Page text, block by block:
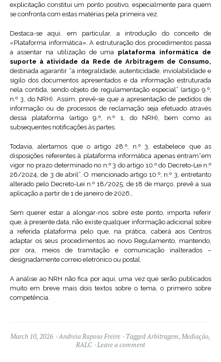
explicitação constitui um ponto positivo, especialmente para quem
se confronta com estas matérias pela primeira vez.
Destaca-se aqui, em particular, a introdução do conceito de
«Plataforma informática». A estruturação dos procedimentos passa
a assentar na utilização de uma plataforma informática de
suporte à atividade da Rede de Arbitragem de Consumo,
destinada agarantir “a integralidade, autenticidade, inviolabilidade e
sigilo dos documentos apresentados e da informação estruturada
nela contida, sendo objeto de regulamentação especial” (artigo 9.º,
n.º 3, do NRH). Assim, prevê-se que a apresentação de pedidos de
informação ou de processos de reclamação seja efetuado através
dessa plataforma (artigo 9.º, n.º 1, do NRH), bem como as
subsequentes notificações às partes.
Todavia, alertamos que o artigo 28.º, n.º 3, estabelece que as
disposições referentes à plataforma informática apenas entram“em
vigor no prazo determinado no n.º 3 do artigo 10.º do Decreto-Lei n.º
26/2024, de 3 de abril”. O mencionado artigo 10.º, n.º 3, entretanto
alterado pelo Decreto-Lei n.º 18/2025, de 18 de março, prevê a sua
aplicação a partir de 1 de janeiro de 2026…
Sem querer estar a alongar-nos sobre este ponto, importa referir
que, à presente data, não existe qualquer informação adicional sobre
a referida plataforma pelo que, na prática, caberá aos Centros
adaptar os seus procedimentos ao novo Regulamento, mantendo,
por ora, meios de tramitação e comunicação inalterados –
designadamente correio eletrónico ou postal.
A análise ao NRH não fica por aqui, uma vez que serão publicados
muito em breve mais dois textos sobre o tema, o primeiro sobre
competência.
March 10, 2026 Andreia Raposo Freire TaggedArbitragem, Mediação,
RALC
Leave a comment